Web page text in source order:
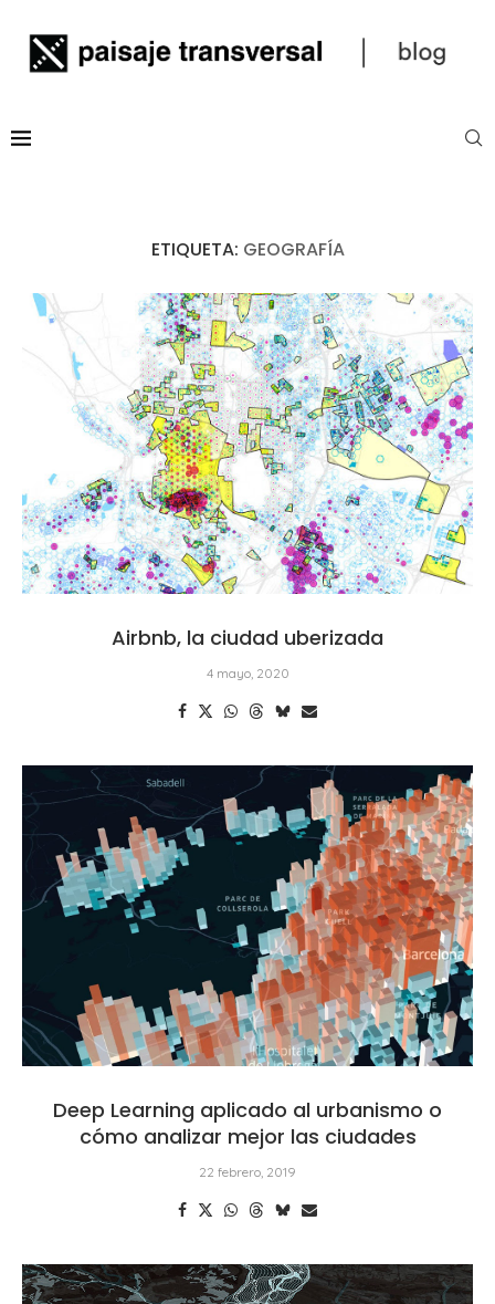
ETIQUETA: GEOGRAFÍA
Airbnb, la ciudad uberizada
4 mayo, 2020
Deep Learning aplicado al urbanismo o
cómo analizar mejor las ciudades
22 febrero, 2019